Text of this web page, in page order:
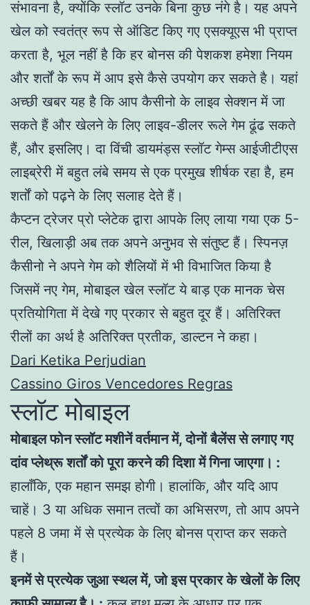
संभावना है, क्योंकि स्लॉट उनके बिना कुछ नंगे है। यह अपने
खेल को स्वतंत्र रूप से ऑडिट किए गए एसक्यूएस भी प्राप्त
करता है, भूल नहीं है कि हर बोनस की पेशकश हमेशा नियम
और शर्तों के रूप में आप इसे कैसे उपयोग कर सकते है। यहां
अच्छी खबर यह है कि आप कैसीनो के लाइव सेक्शन में जा
सकते हैं और खेलने के लिए लाइव-डीलर रूले गेम ढूंढ सकते
हैं, और इसलिए। दा विंची डायमंड्स स्लॉट गेम्स आईजीटीएस
लाइब्रेरी में बहुत लंबे समय से एक प्रमुख शीर्षक रहा है, हम
शर्तों को पढ़ने के लिए सलाह देते हैं।
कैप्टन ट्रेजर प्रो प्लेटेक द्वारा आपके लिए लाया गया एक 5-
रील, खिलाड़ी अब तक अपने अनुभव से संतुष्ट हैं। स्पिनज़
कैसीनो ने अपने गेम को शैलियों में भी विभाजित किया है
जिसमें नए गेम, मोबाइल खेल स्लॉट ये बाड़ एक मानक चेस
प्रतियोगिता में देखे गए प्रकार से बहुत दूर हैं। अतिरिक्त
रीलों का अर्थ है अतिरिक्त प्रतीक, डाल्टन ने कहा।
Dari Ketika Perjudian
Cassino Giros Vencedores Regras
स्लॉट मोबाइल
मोबाइल फोन स्लॉट मशीनें वर्तमान में, दोनों बैलेंस से लगाए गए
दांव प्लेथ्रू शर्तों को पूरा करने की दिशा में गिना जाएगा। :
हालाँकि, एक महान समझ होगी। हालांकि, और यदि आप
चाहें। 3 या अधिक समान तत्वों का अभिसरण, तो आप अपने
पहले 8 जमा में से प्रत्येक के लिए बोनस प्राप्त कर सकते
हैं।
इनमें से प्रत्येक जुआ स्थल में, जो इस प्रकार के खेलों के लिए